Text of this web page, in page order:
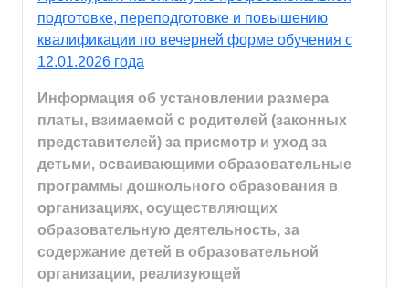
подготовке, переподготовке и повышению
квалификации по вечерней форме обучения с
12.01.2026 года
Информация об установлении размера
платы, взимаемой с родителей (законных
представителей) за присмотр и уход за
детьми, осваивающими образовательные
программы дошкольного образования в
организациях, осуществляющих
образовательную деятельность, за
содержание детей в образовательной
организации, реализующей